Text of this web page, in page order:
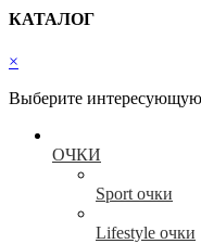
КАТАЛОГ
×
Выберите
ОЧКИ
Sport очки
Lifestyle очки